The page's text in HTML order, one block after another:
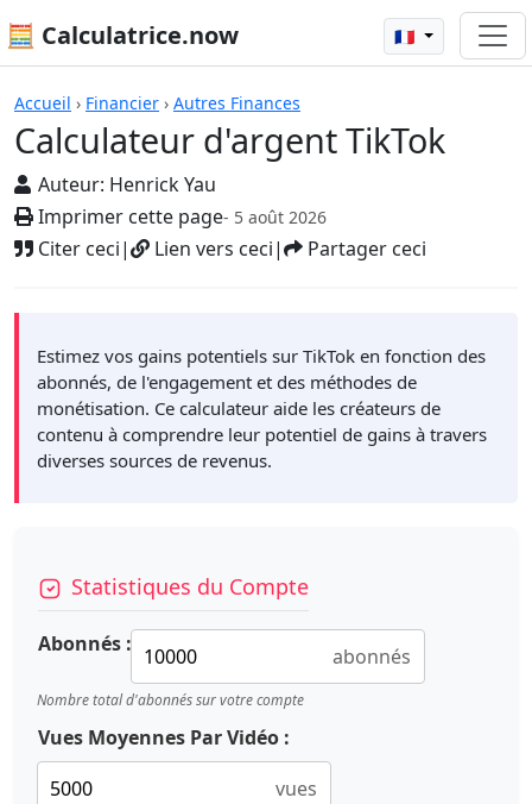
🧮 Calculatrice.now 🇫🇷
Accueil › Financier › Autres Finances
Calculateur d'argent TikTok
Auteur: Henrick Yau
Imprimer cette page- 5 août 2026
Citer ceci| Lien vers ceci| Partager ceci
Calculatrices
Estimez vos gains potentiels sur TikTok en fonction des
abonnés, de l'engagement et des méthodes de
monétisation. Ce calculateur aide les créateurs de
contenu à comprendre leur potentiel de gains à travers
diverses sources de revenus.
Statistiques du Compte
Abonnés : abonnés
Nombre total d'abonnés sur votre compte
Vues Moyennes Par Vidéo :
vues